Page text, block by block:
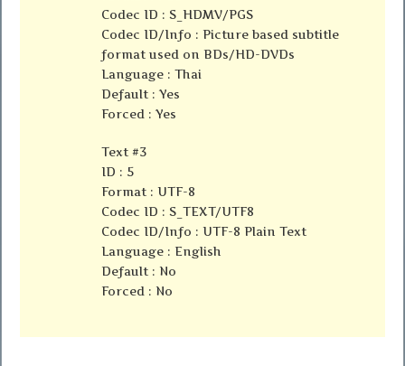
Codec ID : S_HDMV/PGS
Codec ID/Info : Picture based subtitle
format used on BDs/HD-DVDs
Language : Thai
Default : Yes
Forced : Yes
Text #3
ID : 5
Format : UTF-8
Codec ID : S_TEXT/UTF8
Codec ID/Info : UTF-8 Plain Text
Language : English
Default : No
Forced : No